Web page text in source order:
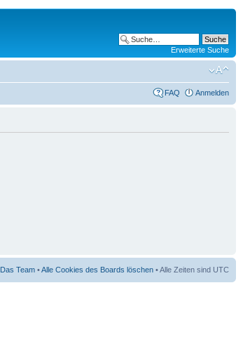
Erweiterte Suche
FAQ Anmelden
Das Team •Alle Cookies des Boards löschen • Alle Zeiten sind UTC